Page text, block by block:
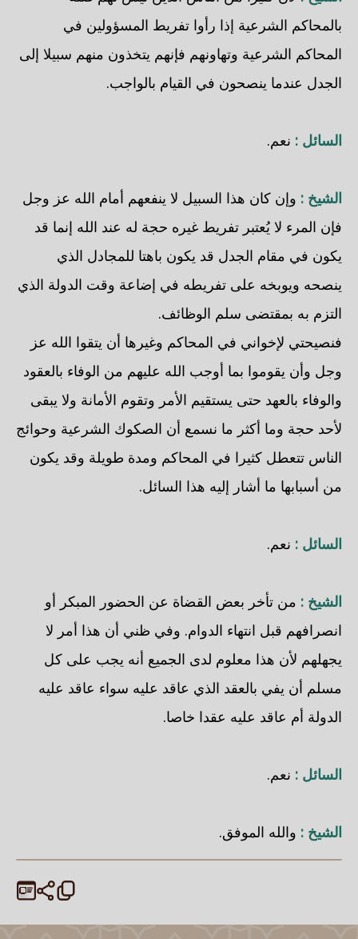
بالمحاكم الشرعية إذا رأوا تفريط المسؤولين في
المحاكم الشرعية وتهاونهم فإنهم يتخذون منهم سبيلا إلى
الجدل عندما ينصحون في القيام بالواجب.
السائل : نعم.
الشيخ : وإن كان هذا السبيل لا ينفعهم أمام الله عز وجل
فإن المرء لا يُعتبر تفريط غيره حجة له عند الله إنما قد
يكون في مقام الجدل قد يكون باهتا للمجادل الذي
ينصحه ويوبخه على تفريطه في إضاعة وقت الدولة الذي
التزم به بمقتضى سلم الوظائف.
فنصيحتي لإخواني في المحاكم وغيرها أن يتقوا الله عز
وجل وأن يقوموا بما أوجب الله عليهم من الوفاء بالعقود
والوفاء بالعهد حتى يستقيم الأمر وتقوم الأمانة ولا يبقى
لأحد حجة وما أكثر ما نسمع أن الصكوك الشرعية وحوائج
الناس تتعطل كثيرا في المحاكم ومدة طويلة وقد يكون
من أسبابها ما أشار إليه هذا السائل.
السائل : نعم.
الشيخ : من تأخر بعض القضاة عن الحضور المبكر أو
انصرافهم قبل انتهاء الدوام. وفي ظني أن هذا أمر لا
يجهلهم لأن هذا معلوم لدى الجميع أنه يجب على كل
مسلم أن يفي بالعقد الذي عاقد عليه سواء عاقد عليه
الدولة أم عاقد عليه عقدا خاصا.
السائل : نعم.
الشيخ : والله الموفق.